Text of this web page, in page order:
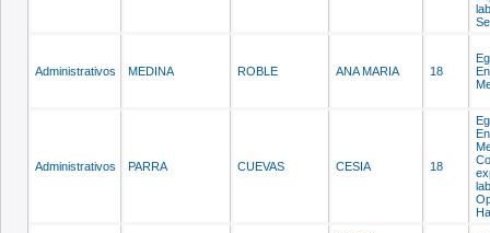
Administrativos MEDINA ROBLE ANA MARIA 18
Administrativos PARRA CUEVAS CESIA 18